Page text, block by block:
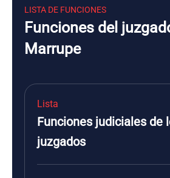
LISTA DE FUNCIONES
Funciones del
Marrupe
Lista
Funciones judiciales de
juzgados